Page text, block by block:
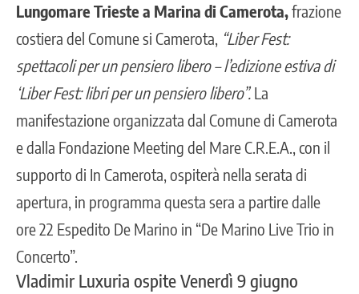
Lungomare Trieste a Marina di Camerota,frazione
costiera del Comune si Camerota, “Liber Fest:
spettacoli per un pensiero libero – l’edizione estiva di
‘Liber Fest: libri per un pensiero libero”. La
manifestazione organizzata dal Comune di Camerota
e dalla Fondazione Meeting del Mare C.R.E.A., con il
supporto di In Camerota, ospiterà nella serata di
apertura, in programma questa sera a partire dalle
ore 22 Espedito De Marino in “De Marino Live Trio in
Concerto”.
Vladimir Luxuria ospite Venerdì 9 giugno